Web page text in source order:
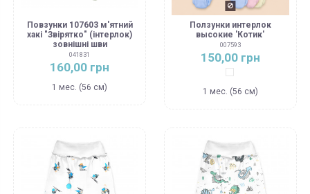
Повзунки 107603 м'ятний
хакі "Звірятко" (інтерлок)
зовнішні шви
041831
160,00 грн
1 мес. (56 см)
Ползунки интерлок
высокие 'Котик'
007593
150,00 грн
Белый
1 мес. (56 см)